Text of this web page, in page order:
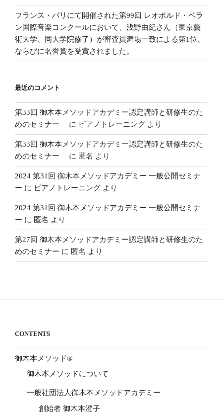
フランス・パリにて開催された第99回 レオポルド・ベラ
ン国際音楽コンクールにおいて、浅野由紀さん（東京藝
術大学、同大学院修了）が審査員満場一致による第1位、
ならびに名誉賞を受賞されました。
最近のコメント
第33回 御木本メソッドアカデミー認定講師と研修生のた
めのセミナー
に ピアノトレーニング より
第33回 御木本メソッドアカデミー認定講師と研修生のた
めのセミナー
に 匿名 より
2024 第31回 御木本メソッドアカデミー 一般公開セミナ
ー に ピアノトレーニング より
2024 第31回 御木本メソッドアカデミー 一般公開セミナ
ー に 匿名 より
第27回 御木本メソッドアカデミー認定講師と研修生のた
めのセミナー に 匿名 より
CONTENTS
御木本メソッド®
御木本メソッドについて
一般社団法人御木本メソッドアカデミー
創始者 御木本澄子